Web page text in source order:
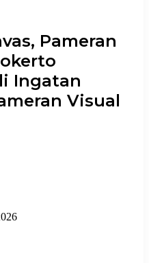
Pameran
Ingatan
Visual